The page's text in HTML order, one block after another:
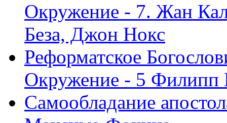
Окружение - 7. Жан
Беза, Джон Нокс
Реформатское
Окружение - 5 Филипп
Самообладание